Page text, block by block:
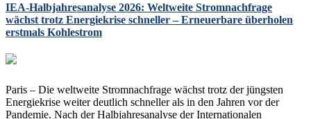
IEA-Halbjahresanalyse 2026: Weltweite Stromnachfrage
wächst trotz Energiekrise schneller – Erneuerbare überholen
erstmals Kohlestrom
Paris – Die weltweite Stromnachfrage wächst trotz der jüngsten
Energiekrise weiter deutlich schneller als in den Jahren vor der
Pandemie. Nach der Halbjahresanalyse der Internationalen